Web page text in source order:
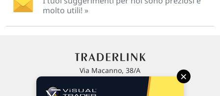
molto utili! »
Via Macanno, 38/A
P.IVA 02 452 460 401
×